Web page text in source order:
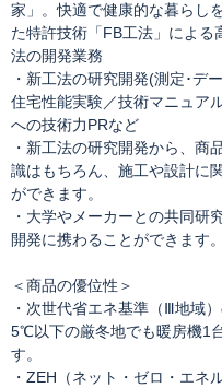
家」。快適で健康的な暮らし
た特許技術「FB工法」によ
法の開発業務
・新工法の研究開発(測定･デ
住宅性能実験／技術マニュア
への技術力PRなど
・新工法の研究開発から、商
識はもちろん、施工や設計に
ができます。
・大学やメーカーとの共同研
開発に携わることができます。
＜商品の優位性＞
・次世代省エネ基準（Ⅲ地域
5℃以下の厳冬地でも暖房機1
す。
・ZEH（ネット・ゼロ・エネ